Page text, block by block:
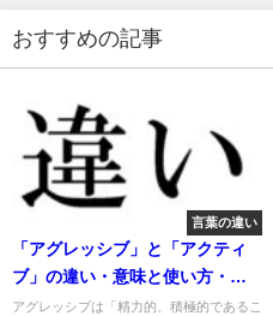
おすすめの記事
言葉の違い
「アグレッシブ」と「アクティ
ブ」の違い・意味と使い方・由
来や例文
アグレッシブは「精力的、積極的であるこ